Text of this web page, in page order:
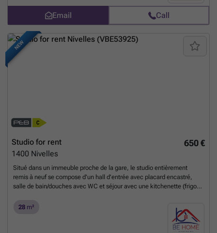
bathroom. A beautiful southwest-facing terrace, an equipped
banderole, and a cellar complete this property. Immediately available.
A must-see!Want to know more?
Email Call
NEW
650 €
Studio for rent
1400 Nivelles
Situé dans un immeuble proche de la gare, le studio entièrement
remis à neuf se compose d'un hall d'entrée avec placard encastré,
salle de bain/douches avec WC et séjour avec une kitchenette (frigo,
Charges 100 € provision pour l'eau chaude, l'eau froide, le chauffage
Want to
28 m²